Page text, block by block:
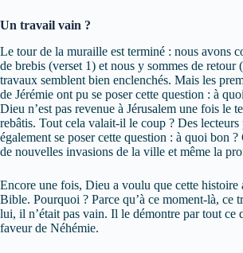
Un travail vain ?
Le tour de la muraille est terminé : nous avons
de brebis (verset 1) et nous y sommes de retour
travaux semblent bien enclenchés. Mais les
de Jérémie ont pu se poser cette question : à
Dieu n’est pas revenue à Jérusalem une fois le
rebâtis. Tout cela valait-il le coup ? Des
également se poser cette question : à quoi bon ?
de nouvelles invasions de la ville et même la
Encore une fois, Dieu a voulu que cette histoire
Bible. Pourquoi ? Parce qu’à ce moment-là, ce
lui, il n’était pas vain. Il le démontre par tout ce
faveur de Néhémie.